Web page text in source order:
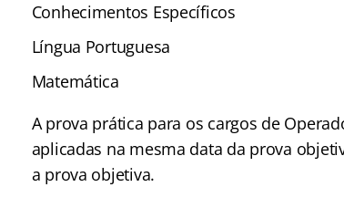
Conhecimentos Específicos
Língua Portuguesa
Matemática
A prova prática para os cargos de
aplicadas na mesma data da prova
a prova objetiva.